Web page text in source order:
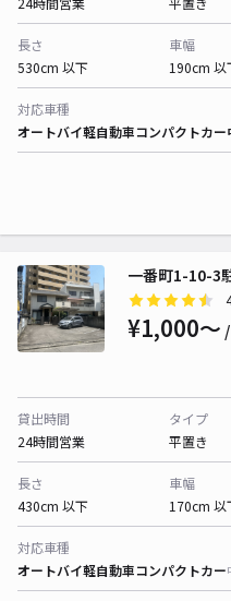
長さ
530cm 以下
車幅
190cm 以
対応車種
オートバイ軽自動車コンパクトカー
一番町1-10-3
¥1,000〜
貸出時間
24時間営業
タイプ
平置き
長さ
430cm 以下
車幅
170cm 以
対応車種
オートバイ軽自動車コンパクトカー